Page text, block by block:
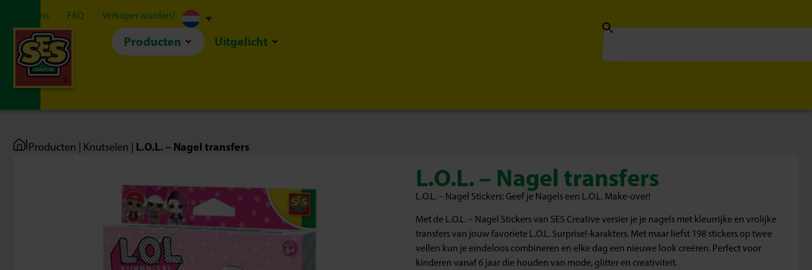
Over ons FAQ Verkoper worden?
Producten Uitgelicht
|Producten Knutselen L.O.L. – Nagel transfers
L.O.L. – Nagel transfers
L.O.L. – Nagel Stickers: Geef je Nagels een L.O.L. Make-over!
Met de L.O.L. – Nagel Stickers van SES Creative versier je je nagels met kleurrijke en vrolijke
transfers van jouw favoriete L.O.L. Surprise!-karakters. Met maar liefst 198 stickers op twee
vellen kun je eindeloos combineren en elke dag een nieuwe look creëren. Perfect voor
kinderen vanaf 6 jaar die houden van mode, glitter en creativiteit.